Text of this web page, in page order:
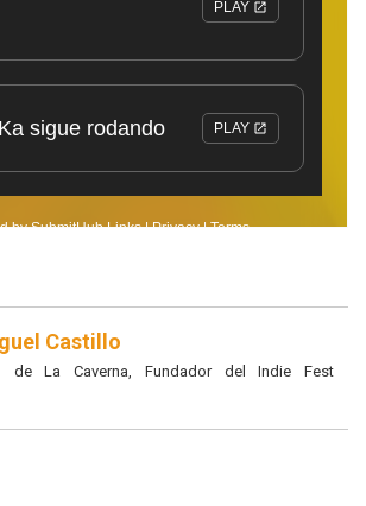
Castillo
de La Caverna, Fundador del Indie Fest